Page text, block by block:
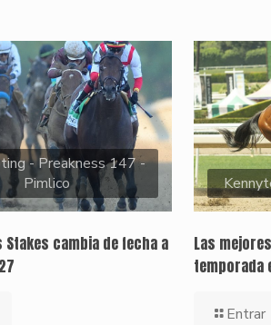
- Preakness 147 -
Pimlico
Stakes cambia de fecha a
Las
temporada
Entrar